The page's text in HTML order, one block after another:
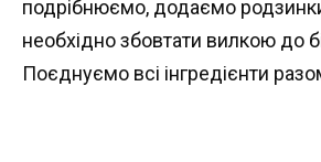
подрібнюємо, додаємо
необхідно збовтати вилкою до
Поєднуємо всі інгредієнти